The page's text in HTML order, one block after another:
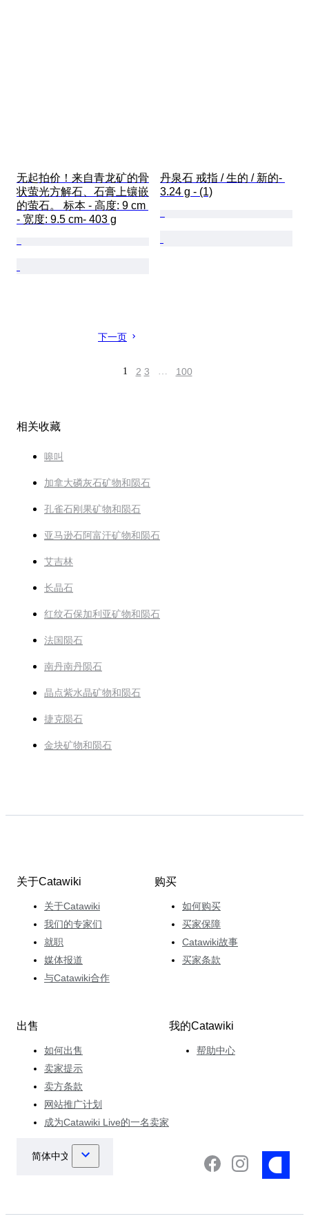
无起拍价！来自青龙矿的骨
状萤光方解石、石膏上镶嵌
的萤石。 标本 - 高度: 9 cm
- 宽度: 9.5 cm- 403 g
丹泉石 戒指 / 生的 / 新的-
3.24 g - (1)
下一页
1 2 3 … 100
相关收藏
嗥叫
加拿大磷灰石矿物和陨石
孔雀石刚果矿物和陨石
亚马逊石阿富汗矿物和陨石
艾吉林
长晶石
红纹石保加利亚矿物和陨石
法国陨石
南丹南丹陨石
晶点紫水晶矿物和陨石
捷克陨石
金块矿物和陨石
关于Catawiki
关于Catawiki
我们的专家们
就职
媒体报道
与Catawiki合作
购买
如何购买
买家保障
Catawiki故事
买家条款
出售
如何出售
卖家提示
卖方条款
网站推广计划
成为Catawiki Live的一名卖家
我的Catawiki
帮助中心